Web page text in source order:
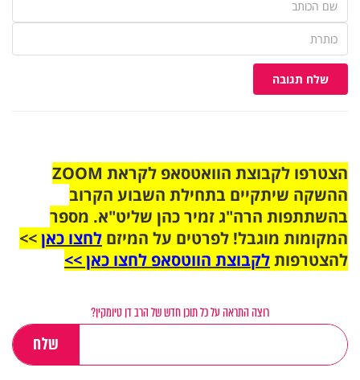
שלח תגובה
הצטרפו לקבוצת הוואטסאפ לקראת ZOOM
ההשקה שיתקיים בתחילת השבוע הקרוב
בהשתתפות הרה"ג זמיר כהן שליט"א. מספר
המקומות מוגבל! לפרטים על המיזם לחצו כאן>>
להצטרפותלקבוצת הווטסאפ לחצו כאן >>
רוצה התראה על כל תוכן חדש של הרב דן טיומקין?